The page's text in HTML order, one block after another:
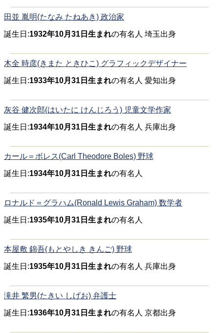
田並 胤明(たなみ たねあき) 政治家
誕生日:1932年10月31日生まれの有名人 埼玉出身
木全 時彦(きまた ときひこ) グラフィックデザイナー
誕生日:1933年10月31日生まれの有名人 愛知出身
灰谷 健次郎(はいたに けんじろう) 児童文学作家
誕生日:1934年10月31日生まれの有名人 兵庫出身
カール＝ボレス(Carl Theodore Boles) 野球
誕生日:1934年10月31日生まれの有名人
ロナルド＝グラハム(Ronald Lewis Graham) 数学者
誕生日:1935年10月31日生まれの有名人
本屋敷 錦吾(もとやしき きんご) 野球
誕生日:1935年10月31日生まれの有名人 兵庫出身
滝井 繁男(たきい しげお) 弁護士
誕生日:1936年10月31日生まれの有名人 京都出身